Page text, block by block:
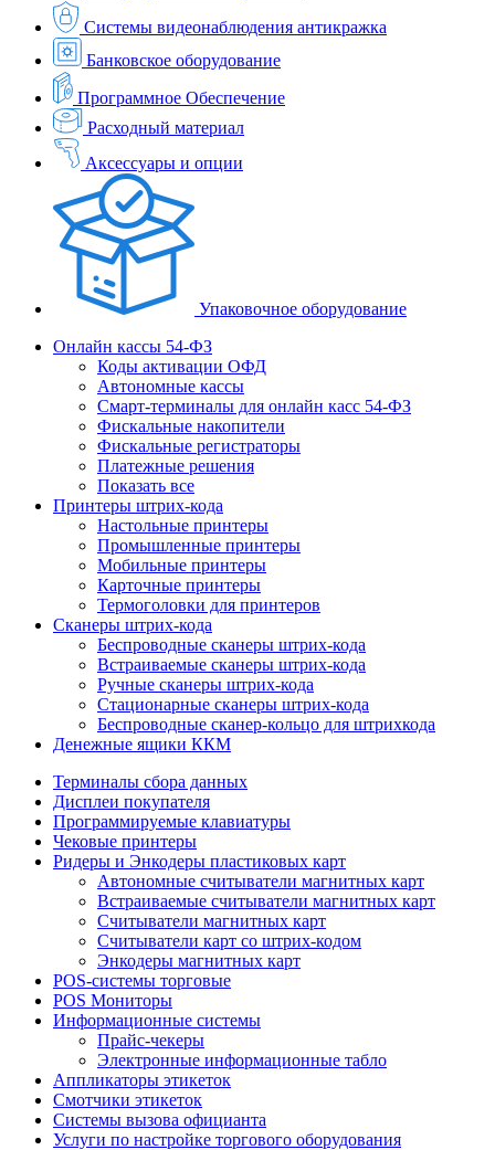
Системы видеонаблюдения антикражка
Банковское оборудование
Программное Обеспечение
Расходный материал
Аксессуары и опции
Упаковочное оборудование
Онлайн кассы 54-ФЗ
Коды активации ОФД
Автономные кассы
Смарт-терминалы для онлайн касс 54-ФЗ
Фискальные накопители
Фискальные регистраторы
Платежные решения
Показать все
Принтеры штрих-кода
Настольные принтеры
Промышленные принтеры
Мобильные принтеры
Карточные принтеры
Термоголовки для принтеров
Сканеры штрих-кода
Беспроводные сканеры штрих-кода
Встраиваемые сканеры штрих-кода
Ручные сканеры штрих-кода
Стационарные сканеры штрих-кода
Беспроводные сканер-кольцо для штрихкода
Денежные ящики ККМ
Терминалы сбора данных
Дисплеи покупателя
Программируемые клавиатуры
Чековые принтеры
Ридеры и Энкодеры пластиковых карт
Автономные считыватели магнитных карт
Встраиваемые считыватели магнитных карт
Считыватели магнитных карт
Считыватели карт со штрих-кодом
Энкодеры магнитных карт
POS-системы торговые
POS Мониторы
Информационные системы
Прайс-чекеры
Электронные информационные табло
Аппликаторы этикеток
Смотчики этикеток
Системы вызова официанта
Услуги по настройке торгового оборудования